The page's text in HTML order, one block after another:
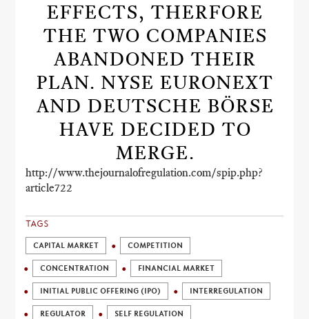
EFFECTS, THERFORE
THE TWO COMPANIES
ABANDONED THEIR
PLAN. NYSE EURONEXT
AND DEUTSCHE BÖRSE
HAVE DECIDED TO
MERGE.
http://www.thejournalofregulation.com/spip.php?
article722
TAGS
CAPITAL MARKET COMPETITION
CONCENTRATION FINANCIAL MARKET
INITIAL PUBLIC OFFERING (IPO) INTERREGULATION
REGULATOR SELF REGULATION